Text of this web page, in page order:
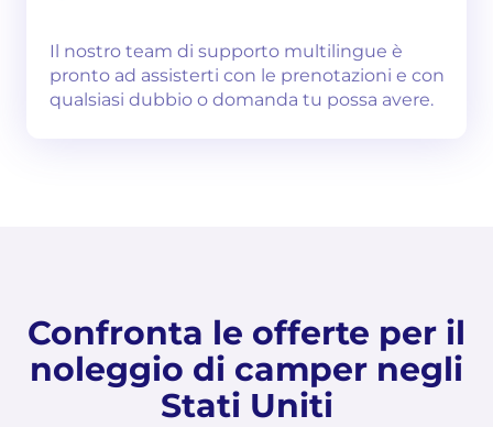
Il nostro team di supporto multilingue è
pronto ad assisterti con le prenotazioni e con
qualsiasi dubbio o domanda tu possa avere.
Confronta le offerte per il
noleggio di camper negli
Stati Uniti